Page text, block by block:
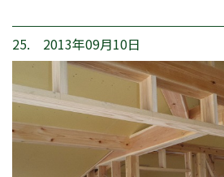
25. 2013年09月10日